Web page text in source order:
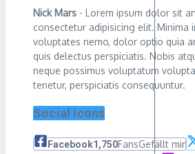
Nick Mars - Lorem ipsum dolor sit
consectetur adipisicing elit. Minima
voluptates nemo, dolor optio quia
quis delectus perspiciatis. Nobis
neque possimus voluptatum
tenetur, perspiciatis consequuntur.
Social Icons
Facebook1,750FansGefällt mir